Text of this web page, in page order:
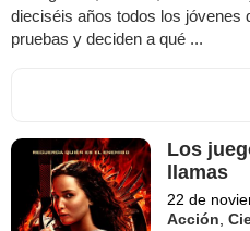
dieciséis años todos los jóvenes
pruebas y deciden a qué ...
Los
llamas
22 de
Acción ,